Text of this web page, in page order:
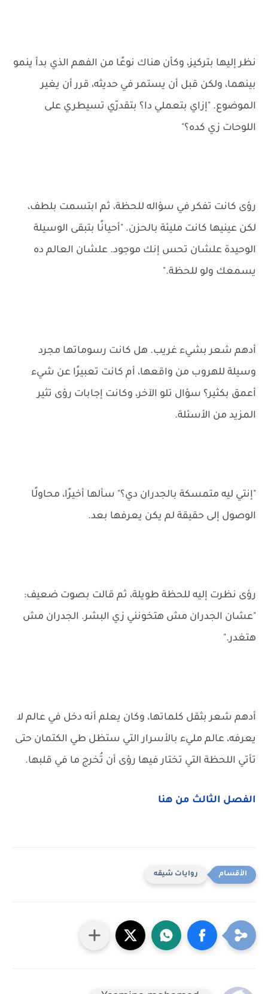
نظر إليها بتركيز، وكأن هناك نوعًا من الفهم الذي بدأ ينمو
بينهما، ولكن قبل أن يستمر في حديثه، قرر أن يغير
الموضوع. "إزاي بتعملي دا؟ بتقدرّي تسيطري على
اللوحات زي كده؟"
رؤى كانت تفكر في سؤاله للحظة، ثم ابتسمت بلطف،
لكن عينيها كانت مليئة بالحزن. "أحيانًا بتبقى الوسيلة
الوحيدة علشان تحس إنك موجود. علشان العالم ده
يسمعك ولو للحظة."
أدهم شعر بشيء غريب. هل كانت رسوماتها مجرد
وسيلة للهروب من واقعها، أم كانت تعبيرًا عن شيء
أعمق بكثير؟ سؤال تلو الآخر، وكانت إجابات رؤى تثير
المزيد من الأسئلة.
"إنتي ليه متمسكة بالجدران دي؟" سألها أخيرًا، محاولًا
الوصول إلى حقيقة لم يكن يعرفها بعد.
رؤى نظرت إليه للحظة طويلة، ثم قالت بصوت ضعيف:
"عشان الجدران مش هتخونني زي البشر. الجدران مش
هتغدر."
أدهم شعر بثقل كلماتها، وكان يعلم أنه دخل في عالم لا
يعرفه، عالم مليء بالأسرار التي ستظل طي الكتمان حتى
تأتي اللحظة التي تختار فيها رؤى أن تُخرج ما في قلبها.
الفصل الثالث من هنا
روايات شيقه